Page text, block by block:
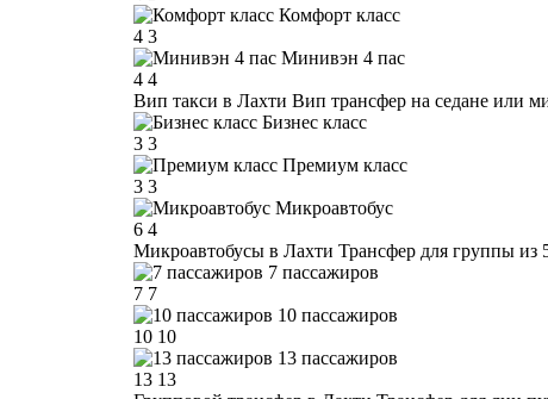
Комфорт класс
4 3
Минивэн 4 пас
4 4
Вип такси в Лахти Вип трансфер на седане или
Бизнес класс
3 3
Премиум класс
3 3
Микроавтобус
6 4
Микроавтобусы в Лахти Трансфер для группы из
7 пассажиров
7 7
10 пассажиров
10 10
13 пассажиров
13 13